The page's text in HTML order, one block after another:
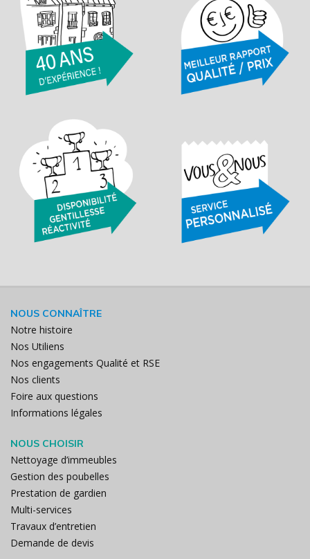
NOUS CONNAÎTRE
Notre histoire
Nos Utiliens
Nos engagements Qualité et RSE
Nos clients
Foire aux questions
Informations légales
NOUS CHOISIR
Nettoyage d’immeubles
Gestion des poubelles
Prestation de gardien
Multi-services
Travaux d’entretien
Demande de devis